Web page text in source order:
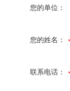
您的单位：
您的姓名：
联系电话：